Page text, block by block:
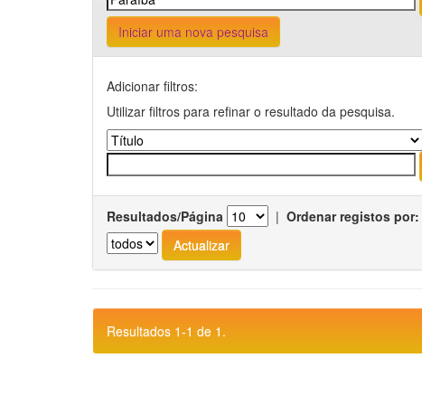
Iniciar uma nova pesquisa
Adicionar filtros:
Utilizar filtros para refinar o resultado da pesquisa.
Resultados/Página | Ordenar registos por:
Resultados 1-1 de 1.